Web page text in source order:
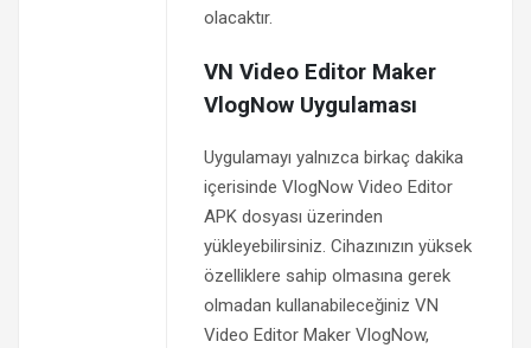
olacaktır.
VN Video Editor Maker
VlogNow Uygulaması
Uygulamayı yalnızca birkaç dakika
içerisinde VlogNow Video Editor
APK dosyası üzerinden
yükleyebilirsiniz. Cihazınızın yüksek
özelliklere sahip olmasına gerek
olmadan kullanabileceğiniz VN
Video Editor Maker VlogNow,